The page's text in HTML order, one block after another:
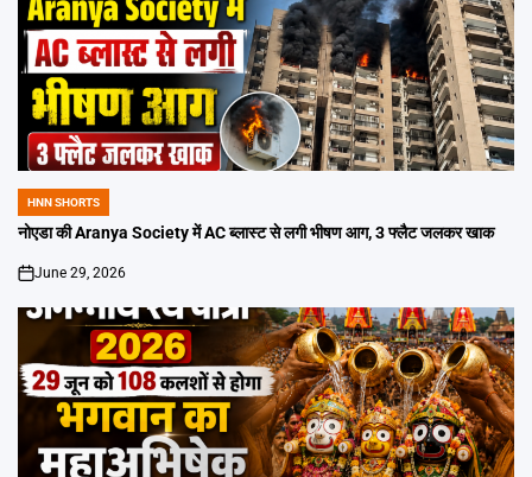
POSTED
IN
HNN SHORTS
नोएडा की Aranya Society में AC ब्लास्ट से लगी भीषण आग, 3 फ्लैट जलकर खाक
on
June 29, 2026